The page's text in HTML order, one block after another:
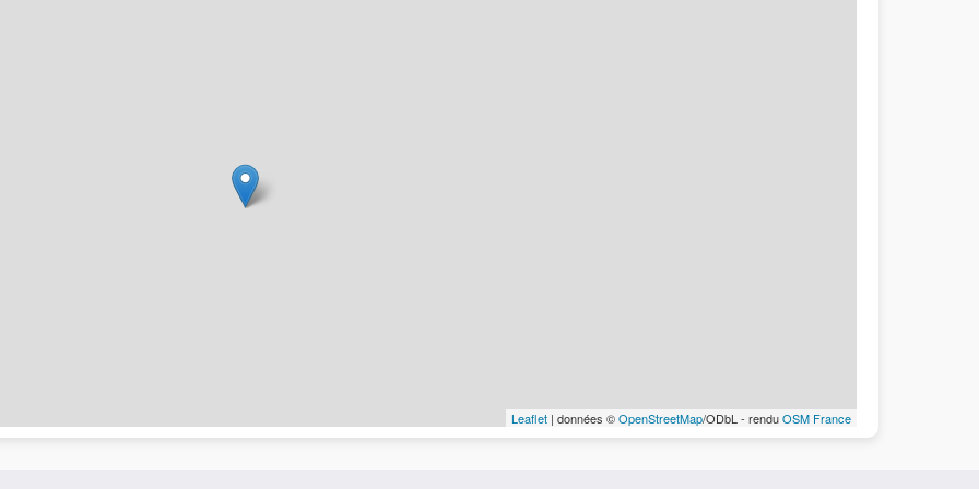
Leaflet | données ©OpenStreetMap/ODbL - renduOSM France